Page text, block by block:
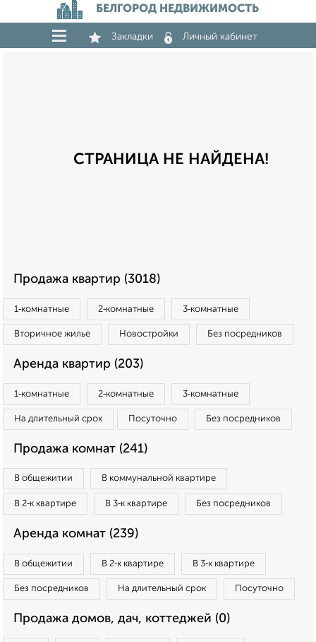
БЕЛГОРОД НЕДВИЖИМОСТЬ
Закладки Личный кабинет
СТРАНИЦА НЕ НАЙДЕНА!
Продажа квартир (3018)
1‑комнатные 2‑комнатные 3‑комнатные
Вторичное жилье Новостройки Без посредников
Аренда квартир (203)
1‑комнатные 2‑комнатные 3‑комнатные
На длительный срок Посуточно Без посредников
Продажа комнат (241)
В общежитии В коммунальной квартире
В 2‑к квартире В 3‑к квартире Без посредников
Аренда комнат (239)
В общежитии В 2‑к квартире В 3‑к квартире
Без посредников На длительный срок Посуточно
Продажа домов, дач, коттеджей (0)